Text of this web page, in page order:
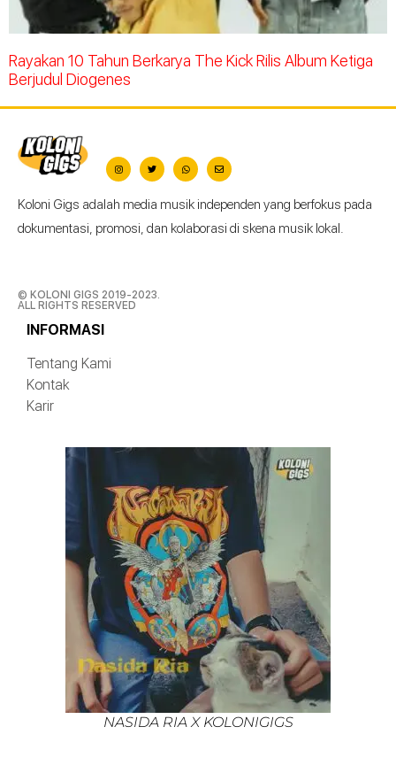
Rayakan 10 Tahun Berkarya The Kick Rilis Album Ketiga
Berjudul Diogenes
Koloni Gigs adalah media musik independen yang berfokus pada
dokumentasi, promosi, dan kolaborasi di skena musik lokal.
© KOLONI GIGS 2019-2023.
ALL RIGHTS RESERVED
INFORMASI
Tentang Kami
Kontak
Karir
NASIDA RIA X KOLONIGIGS